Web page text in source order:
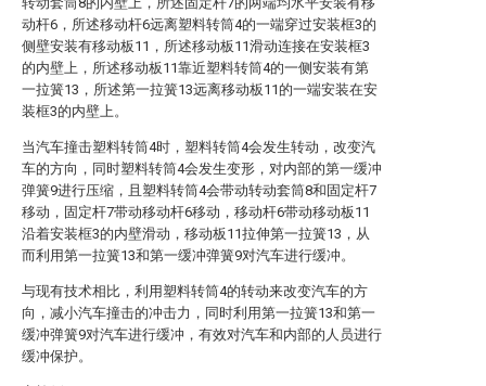
动杆6，所述移动杆6远离塑料转筒4的一端穿过安装框3的
侧壁安装有移动板11，所述移动板11滑动连接在安装框3
的内壁上，所述移动板11靠近塑料转筒4的一侧安装有第
一拉簧13，所述第一拉簧13远离移动板11的一端安装在安
装框3的内壁上。
当汽车撞击塑料转筒4时，塑料转筒4会发生转动，改变汽
车的方向，同时塑料转筒4会发生变形，对内部的第一缓冲
弹簧9进行压缩，且塑料转筒4会带动转动套筒8和固定杆7
移动，固定杆7带动移动杆6移动，移动杆6带动移动板11
沿着安装框3的内壁滑动，移动板11拉伸第一拉簧13，从
而利用第一拉簧13和第一缓冲弹簧9对汽车进行缓冲。
与现有技术相比，利用塑料转筒4的转动来改变汽车的方
向，减小汽车撞击的冲击力，同时利用第一拉簧13和第一
缓冲弹簧9对汽车进行缓冲，有效对汽车和内部的人员进行
缓冲保护。